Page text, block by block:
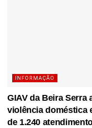
INFORMAÇÃO
GIAV da Beira Serra
violência doméstica
de 1.240